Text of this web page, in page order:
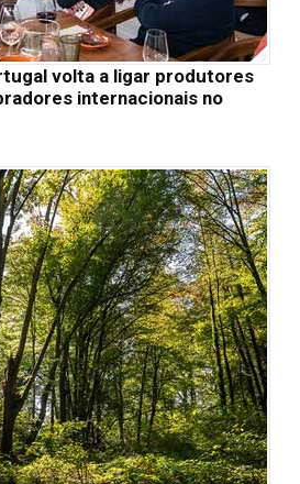
volta a ligar produtores
internacionais no